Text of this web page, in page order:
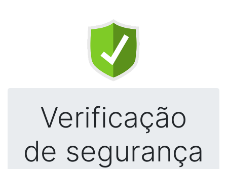
Verificação
de segurança